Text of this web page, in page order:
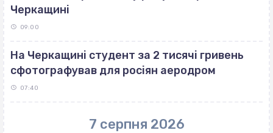
Черкащині
09:00
На Черкащині студент за 2 тисячі гривень
сфотографував для росіян аеродром
07:40
7 серпня 2026